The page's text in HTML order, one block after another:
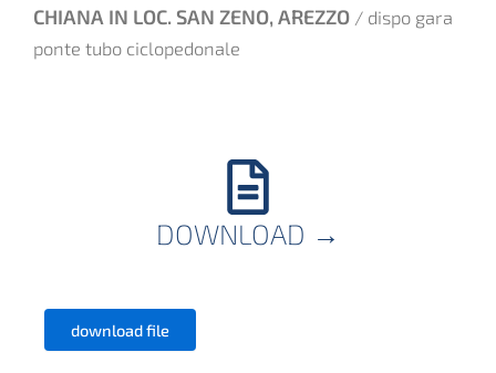
CHIANA IN LOC. SAN ZENO, AREZZO / dispo gara
ponte tubo ciclopedonale
DOWNLOAD →
download file